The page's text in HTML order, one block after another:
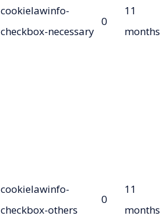
cookielawinfo-
checkbox-necessary
0
11
months
cookielawinfo-
checkbox-others
0
11
months